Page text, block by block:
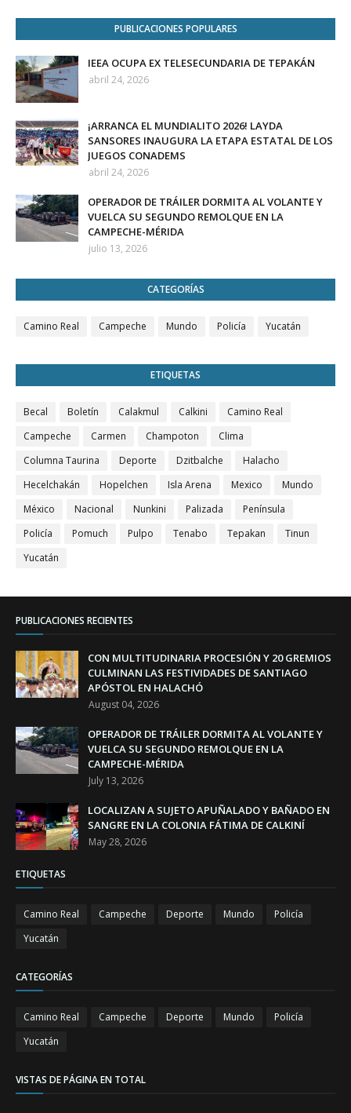
PUBLICACIONES POPULARES
IEEA OCUPA EX TELESECUNDARIA DE TEPAKÁN
abril 24, 2026
¡ARRANCA EL MUNDIALITO 2026! LAYDA
SANSORES INAUGURA LA ETAPA ESTATAL DE LOS
JUEGOS CONADEMS
abril 24, 2026
OPERADOR DE TRÁILER DORMITA AL VOLANTE Y
VUELCA SU SEGUNDO REMOLQUE EN LA
CAMPECHE-MÉRIDA
julio 13, 2026
CATEGORÍAS
Camino Real Campeche Mundo Policía Yucatán
ETIQUETAS
Becal Boletín Calakmul Calkini
Camino Real
Campeche
Carmen Champoton
Clima
Columna Taurina
Deporte Dzitbalche
Halacho
Hecelchakán
Hopelchen Isla Arena Mexico
Mundo
México
Nacional Nunkini Palizada
Península
Policía
Pomuch Pulpo Tenabo Tepakan
Tinun
Yucatán
PUBLICACIONES RECIENTES
CON MULTITUDINARIA PROCESIÓN Y 20 GREMIOS
CULMINAN LAS FESTIVIDADES DE SANTIAGO
APÓSTOL EN HALACHÓ
August 04, 2026
OPERADOR DE TRÁILER DORMITA AL VOLANTE Y
VUELCA SU SEGUNDO REMOLQUE EN LA
CAMPECHE-MÉRIDA
July 13, 2026
LOCALIZAN A SUJETO APUÑALADO Y BAÑADO EN
SANGRE EN LA COLONIA FÁTIMA DE CALKINÍ
May 28, 2026
ETIQUETAS
Camino Real Campeche Deporte Mundo
Policía
Yucatán
CATEGORÍAS
Camino Real Campeche Deporte Mundo
Policía
Yucatán
VISTAS DE PÁGINA EN TOTAL